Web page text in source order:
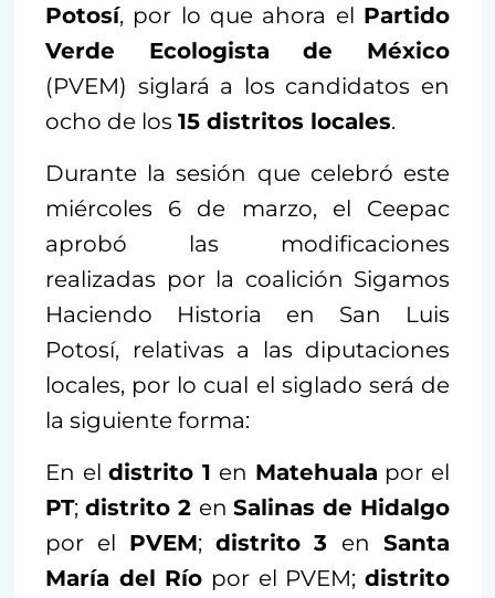
Potosí, por lo que ahora el Partido
Verde Ecologista de México
(PVEM) siglará a los candidatos en
ocho de los 15 distritos locales.
Durante la sesión que celebró este
miércoles 6 de marzo, el Ceepac
aprobó las modificaciones
realizadas por la coalición Sigamos
Haciendo Historia en San Luis
Potosí, relativas a las diputaciones
locales, por lo cual el siglado será de
la siguiente forma:
En eldistrito 1 en Matehuala por el
PT; distrito 2 enSalinas de Hidalgo
por el PVEM; distrito 3 enSanta
María del Río por el PVEM;distrito